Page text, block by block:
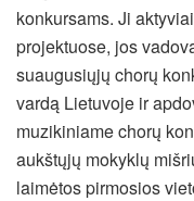
konkursams. Ji
projektuose, jos
suaugusiųjų chorų
vardą Lietuvoje ir
muzikiniame chorų
aukštųjų mokyklų
laimėtos pirmosios